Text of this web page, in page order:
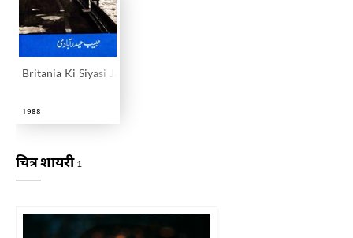
Britania Ki Siyasi Jamatein Aur Parliament
1988
चित्र शायरी 1